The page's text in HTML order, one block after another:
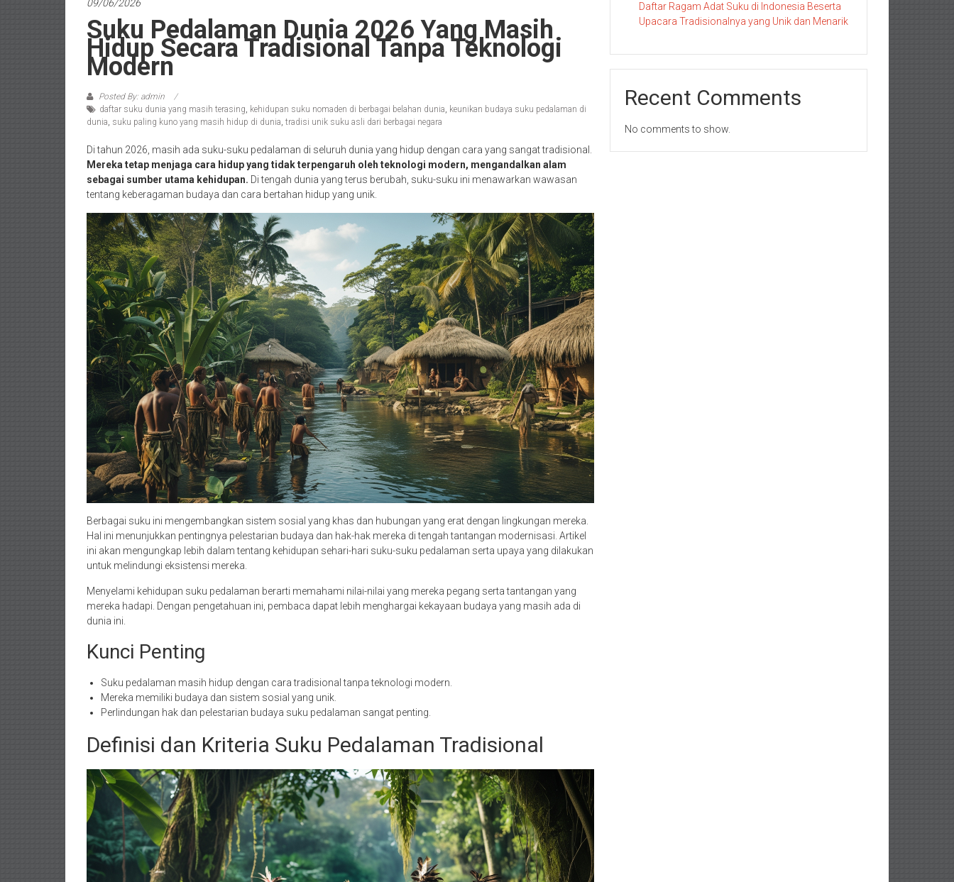
09/06/2026
Suku Pedalaman Dunia 2026 Yang Masih
Hidup Secara Tradisional Tanpa Teknologi
Modern
Posted By: admin
daftar suku dunia yang masih terasing, kehidupan suku nomaden di berbagai belahan dunia, keunikan budaya suku pedalaman di
dunia, suku paling kuno yang masih hidup di dunia, tradisi unik suku asli dari berbagai negara
Di tahun 2026, masih ada suku-suku pedalaman di seluruh dunia yang hidup dengan cara yang sangat tradisional.
Mereka tetap menjaga cara hidup yang tidak terpengaruh oleh teknologi modern, mengandalkan alam
sebagai sumber utama kehidupan. Di tengah dunia yang terus berubah, suku-suku ini menawarkan wawasan
tentang keberagaman budaya dan cara bertahan hidup yang unik.
Berbagai suku ini mengembangkan sistem sosial yang khas dan hubungan yang erat dengan lingkungan mereka.
Hal ini menunjukkan pentingnya pelestarian budaya dan hak-hak mereka di tengah tantangan modernisasi. Artikel
ini akan mengungkap lebih dalam tentang kehidupan sehari-hari suku-suku pedalaman serta upaya yang dilakukan
untuk melindungi eksistensi mereka.
Menyelami kehidupan suku pedalaman berarti memahami nilai-nilai yang mereka pegang serta tantangan yang
mereka hadapi. Dengan pengetahuan ini, pembaca dapat lebih menghargai kekayaan budaya yang masih ada di
dunia ini.
Kunci Penting
Suku pedalaman masih hidup dengan cara tradisional tanpa teknologi modern.
Mereka memiliki budaya dan sistem sosial yang unik.
Perlindungan hak dan pelestarian budaya suku pedalaman sangat penting.
Definisi dan Kriteria Suku Pedalaman Tradisional
Daftar Ragam Adat Suku di Indonesia Beserta
Upacara Tradisionalnya yang Unik dan Menarik
Recent Comments
No comments to show.